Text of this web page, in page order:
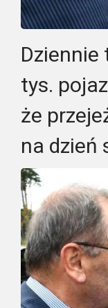
Dziennie
tys.
że
na dzień